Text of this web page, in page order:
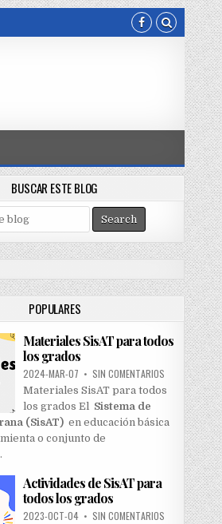
BUSCAR ESTE BLOG
POPULARES
Materiales SisAT para todos
los grados
2024-MAR-07 • SIN COMENTARIOS
Materiales SisAT para todos
los grados El Sistema de
(SisAT)en educación básica
o conjunto de
Actividades de SisAT para
todos los grados
2023-OCT-04 • SIN COMENTARIOS